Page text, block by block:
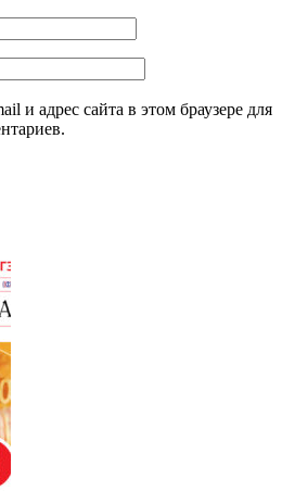
и адрес сайта в этом браузере для